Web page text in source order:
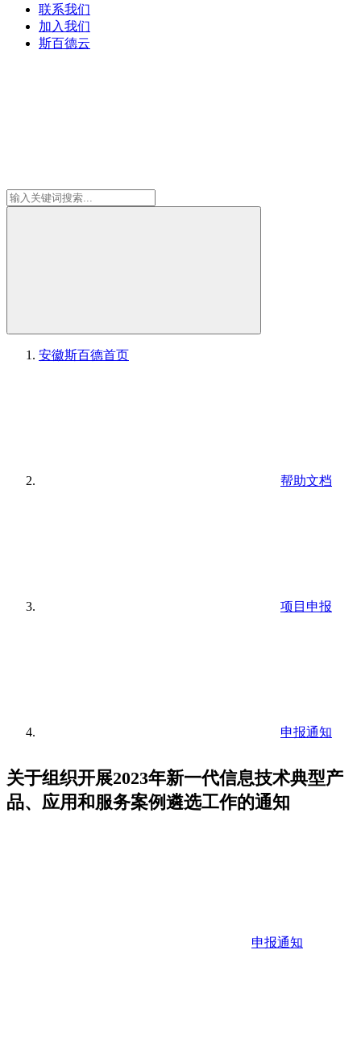
联系我们
加入我们
斯百德云
安徽斯百德首页
帮助文档
项目申报
申报通知
关于组织开展2023年新一代信息技术典型产
品、应用和服务案例遴选工作的通知
申报通知